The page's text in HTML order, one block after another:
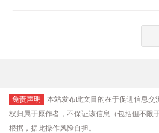
免责声明
本站发布此文目的在于促进信息
权归属于原作者，不保证该信息（包括但不限
根据，据此操作风险自担。